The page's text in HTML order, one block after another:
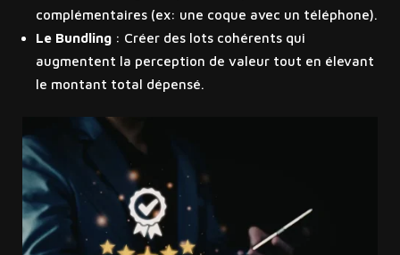
complémentaires (ex: une coque avec un téléphone).
Le Bundling: Créer des lots cohérents qui
augmentent la perception de valeur tout en élevant
le montant total dépensé.